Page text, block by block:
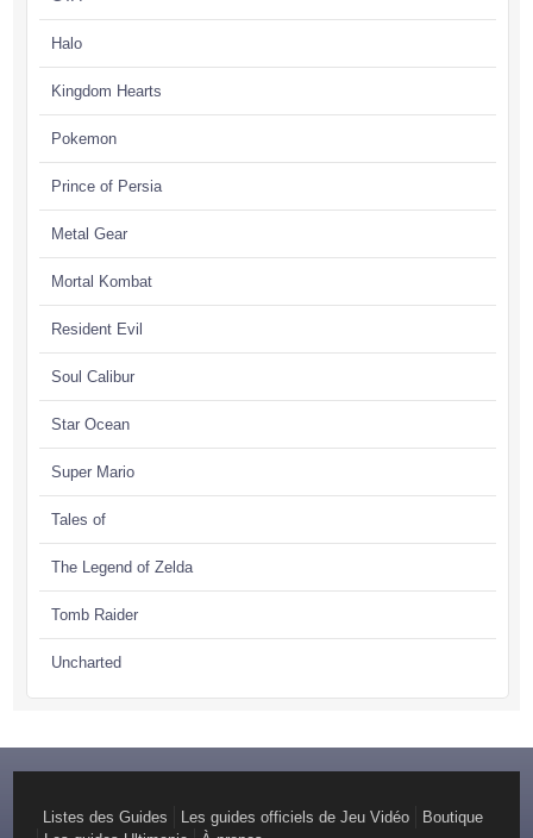
Halo
Kingdom Hearts
Pokemon
Prince of Persia
Metal Gear
Mortal Kombat
Resident Evil
Soul Calibur
Star Ocean
Super Mario
Tales of
The Legend of Zelda
Tomb Raider
Uncharted
Listes des Guides Les guides officiels de Jeu Vidéo
Boutique